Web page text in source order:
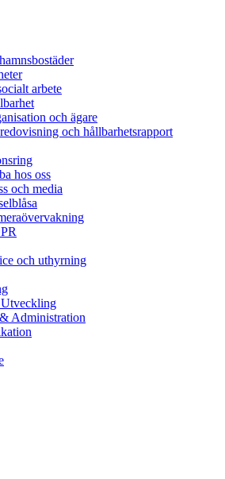
arbete
och ägare
och hållbarhetsrapport
hos oss
och media
och uthyrning
Administration